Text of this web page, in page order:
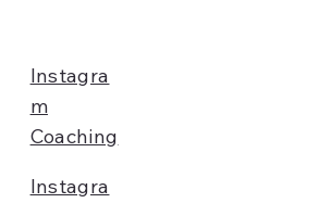
Instagra
m
Coaching
Instagra